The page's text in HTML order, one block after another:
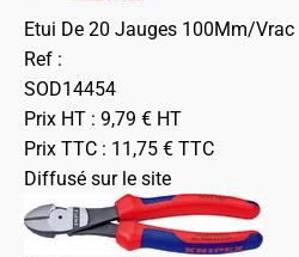
Etui De 20 Jauges 100Mm/Vrac
Ref :
SOD14454
Prix HT : 9,79 € HT
Prix TTC : 11,75 € TTC
Diffusé sur le site